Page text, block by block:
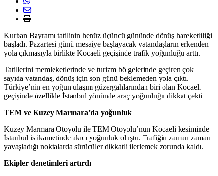
Kurban Bayramı tatilinin henüz üçüncü gününde dönüş hareketliliği
başladı. Pazartesi günü mesaiye başlayacak vatandaşların erkenden
yola çıkmasıyla birlikte Kocaeli geçişinde trafik yoğunluğu arttı.
Tatillerini memleketlerinde ve turizm bölgelerinde geçiren çok
sayıda vatandaş, dönüş için son günü beklemeden yola çıktı.
Türkiye’nin en yoğun ulaşım güzergahlarından biri olan Kocaeli
geçişinde özellikle İstanbul yönünde araç yoğunluğu dikkat çekti.
TEM ve Kuzey Marmara’da yoğunluk
Kuzey Marmara Otoyolu ile TEM Otoyolu’nun Kocaeli kesiminde
İstanbul istikametinde akıcı yoğunluk oluştu. Trafiğin zaman zaman
yavaşladığı noktalarda sürücüler dikkatli ilerlemek zorunda kaldı.
Ekipler denetimleri artırdı